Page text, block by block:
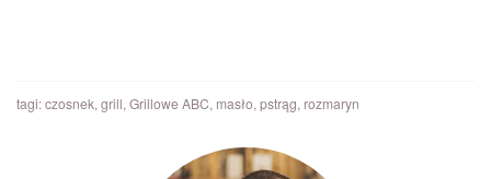
tagi:czosnek, grill, Grillowe ABC, masło, pstrąg, rozmaryn